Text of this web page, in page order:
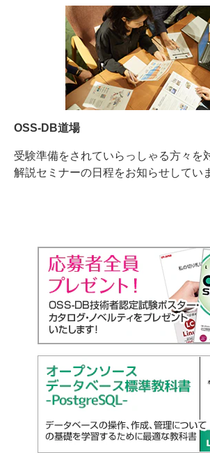
OSS-DB道場
受験準備をされていらっしゃる方々を
解説セミナーの日程をお知らせしてい